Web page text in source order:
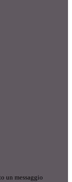
un messaggio